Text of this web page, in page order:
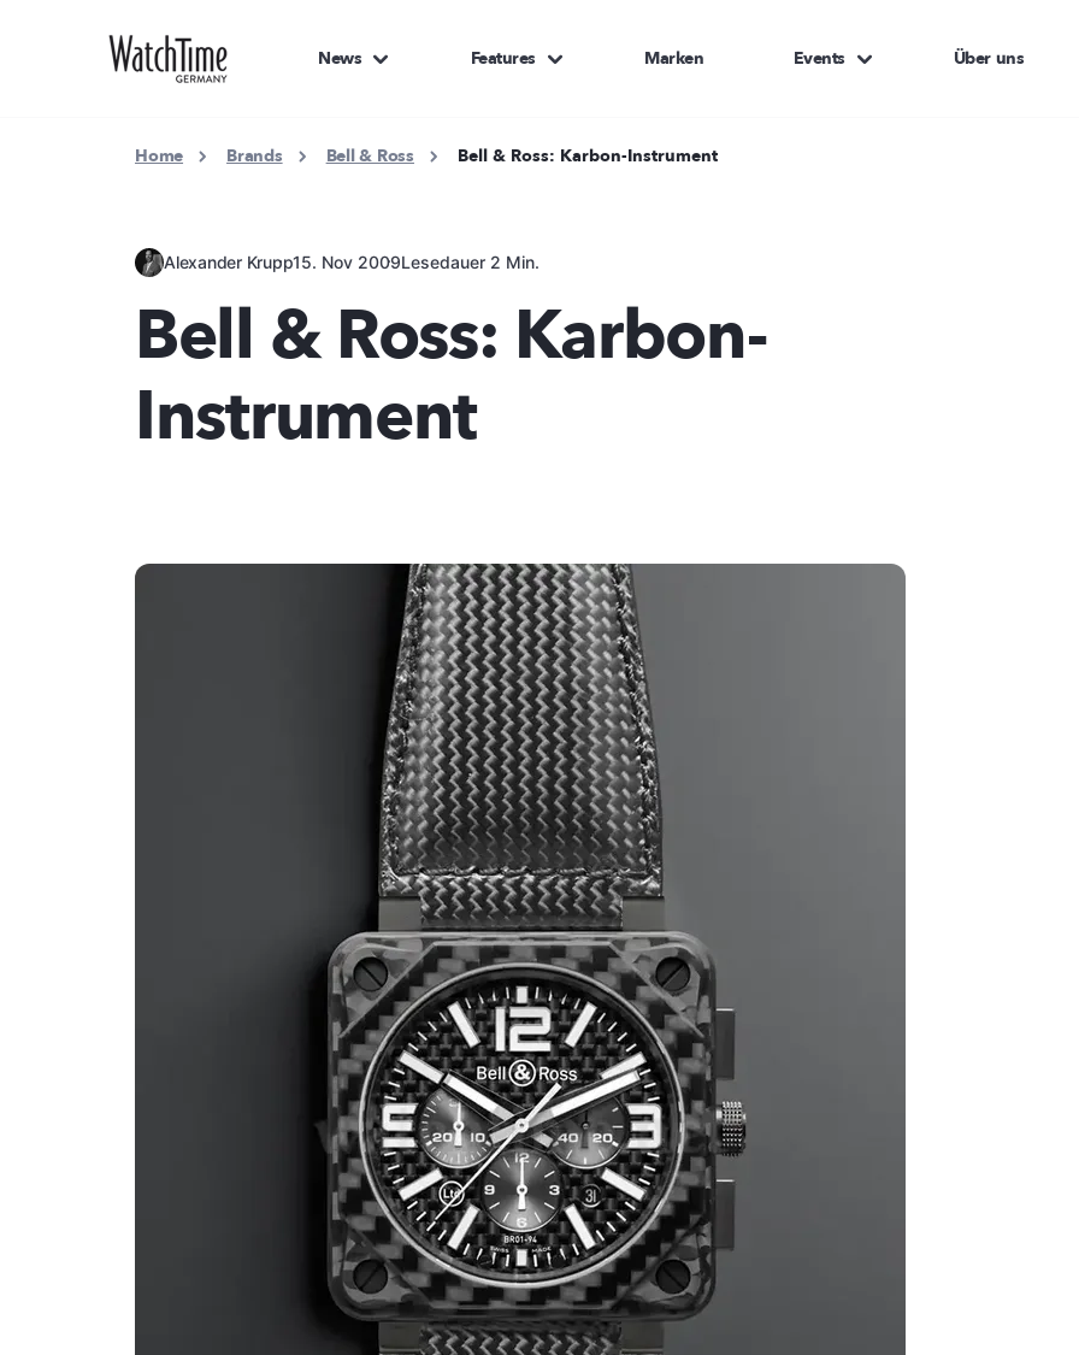
News Features Marken Events Über uns
Home Brands Bell & Ross Bell & Ross: Karbon-Instrument
Alexander Krupp15. Nov 2009Lesedauer 2 Min.
Bell & Ross: Karbon-
Instrument